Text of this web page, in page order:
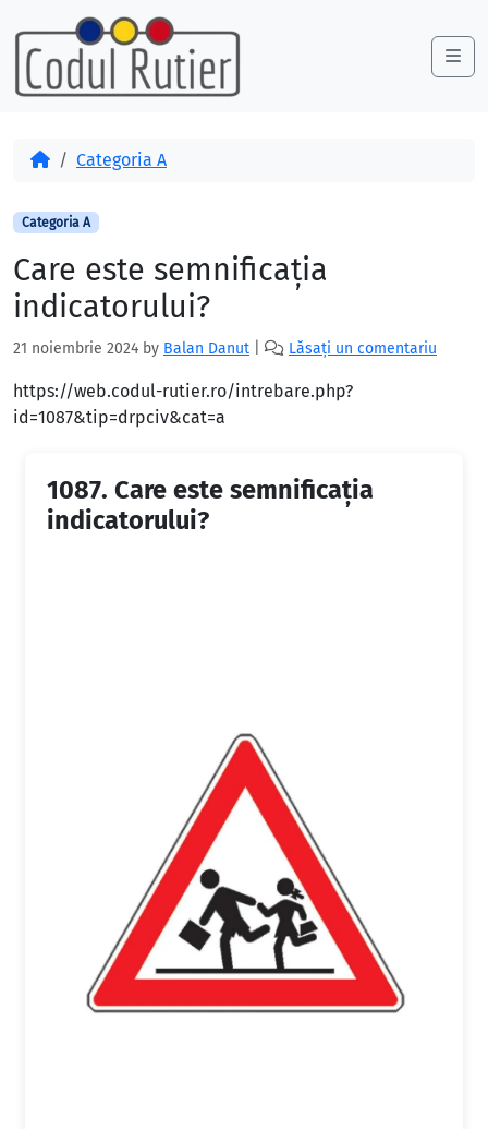
Skip to content
Skip to footer
AcasăCategoria A
Categoria A
Care este semnificaţia
indicatorului?
21 noiembrie 2024 by Balan Danut Lăsați un comentariu
https://web.codul-rutier.ro/intrebare.php?
id=1087&tip=drpciv&cat=a
1087. Care este semnificaţia
indicatorului?